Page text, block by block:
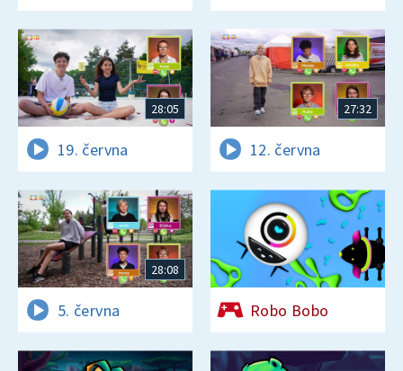
28:05
19. června
27:32
12. června
28:08
5. června Robo Bobo